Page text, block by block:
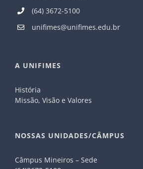
(64) 3672-5100
unifimes@unifimes.edu.br
A UNIFIMES
História
Missão, Visão e Valores
NOSSAS UNIDADES/CÂMPUS
Câmpus Mineiros – Sede